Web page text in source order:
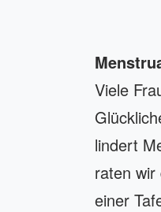
Viele
lindert
raten
einer